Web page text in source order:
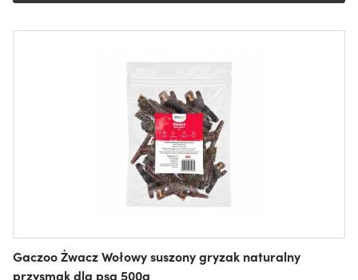
Gaczoo Żwacz Wołowy suszony gryzak naturalny
przysmak dla psa 500g